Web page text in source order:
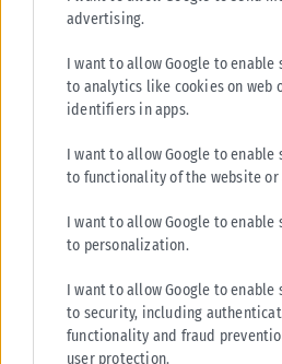
advertising.
I want to allow Google to enable
to analytics like cookies on web
identifiers in apps.
I want to allow Google to enable
to functionality of the website or
I want to allow Google to enable
to personalization.
I want to allow Google to enable
to security, including
functionality and fraud
user protection.
Αυτοψία Λίνας Μενδώνη στα
Η υπουργός Πολιτισμού, Λίνα Μενδώνη,
5 Αυγούστου, το απόγευμα, αυτοψία στην
προκειμένου να...
ΑΝΑΡΤΉΘΗΚΕ ΑΠΌKARFITSANEWS 06/08/2026